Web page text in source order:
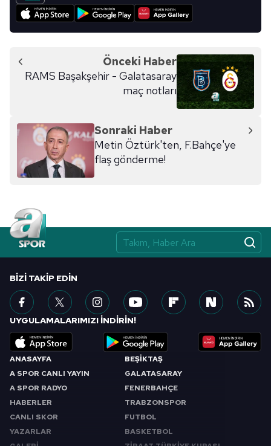
Önceki Haber
RAMS Başakşehir - Galatasaray
maç notları
Sonraki Haber
Metin Öztürk'ten, F.Bahçe'ye
flaş gönderme!
ANASAYFA
A SPOR CANLI YAYIN
A SPOR RADYO
HABERLER
CANLI SKOR
YAZARLAR
BEŞİKTAŞ
GALATASARAY
FENERBAHÇE
TRABZONSPOR
FUTBOL
BASKETBOL
BIZI TAKIP EDIN
UYGULAMALARIMIZI İNDİRİN!